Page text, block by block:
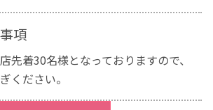
項
先着30名様となっておりますので、
ください。